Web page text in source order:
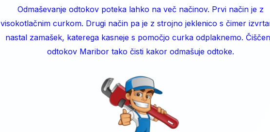
Odmaševanje odtokov poteka lahko na več načinov. Prvi način je z
visokotlačnim curkom. Drugi način pa je z strojno jeklenico s čimer
nastal zamašek, katerega kasneje s pomočjo curka odplaknemo.
odtokov Maribor tako čisti kakor odmašuje odtoke.